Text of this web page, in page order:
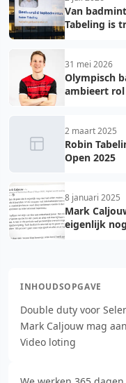
Van
Tabeling is
31 mei 2026
Olympisch
ambieert
2 maart 2025
Robin
Open 2025
8 januari 2025
Mark
eigenlijk
INHOUDSOPGAVE
Double duty voor
Mark Caljouw mag
Video loting